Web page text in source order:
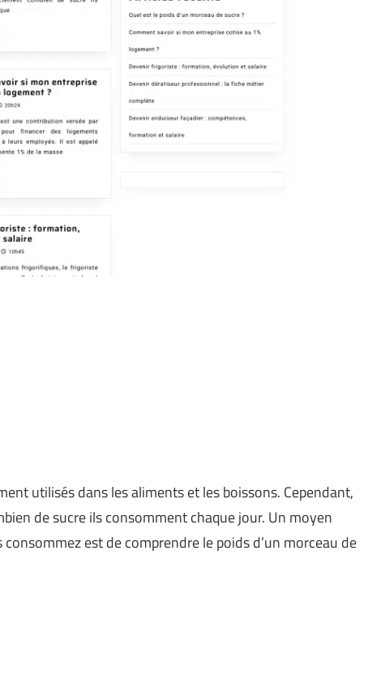
utilisés dans les aliments et les boissons. Cependant,
de sucre ils consomment chaque jour. Un moyen
est de comprendre le poids d’un morceau de